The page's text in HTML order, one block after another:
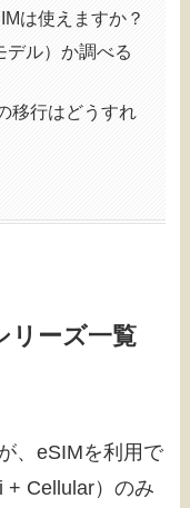
は使えますか？
デル）か調べる
移行はどうすれ
リーズ一覧
、eSIMを利用で
+ Cellular）のみ